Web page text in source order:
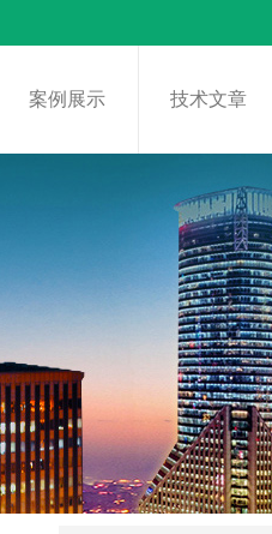
案例展示 技术文章